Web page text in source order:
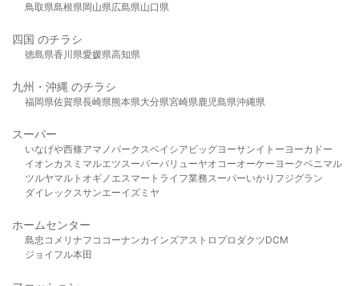
鳥取県島根県岡山県広島県山口県
四国 のチラシ
徳島県香川県愛媛県高知県
九州・沖縄 のチラシ
福岡県佐賀県長崎県熊本県大分県宮崎県鹿児島県沖縄県
スーパー
いなげや西條アマノパークスベイシア ビッグヨーサンイトーヨーカドー
イオンカスミ マルエツスーパーバリューヤオコーオーケー ヨークベニマル
ツルヤマルト オギノ エスマート ライフ業務スーパーいかり フジグラン
ダイレックスサンエーイズミヤ
ホームセンター
島忠 コメリ ナフコ コーナンカインズアストロプロダクツDCM
ジョイフル本田